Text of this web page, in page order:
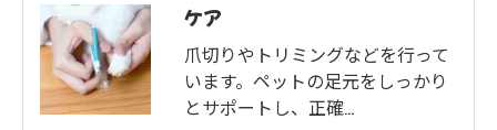
ケア
爪切りやトリミングなどを行って
います。ペットの足元をしっかり
とサポートし、正確…